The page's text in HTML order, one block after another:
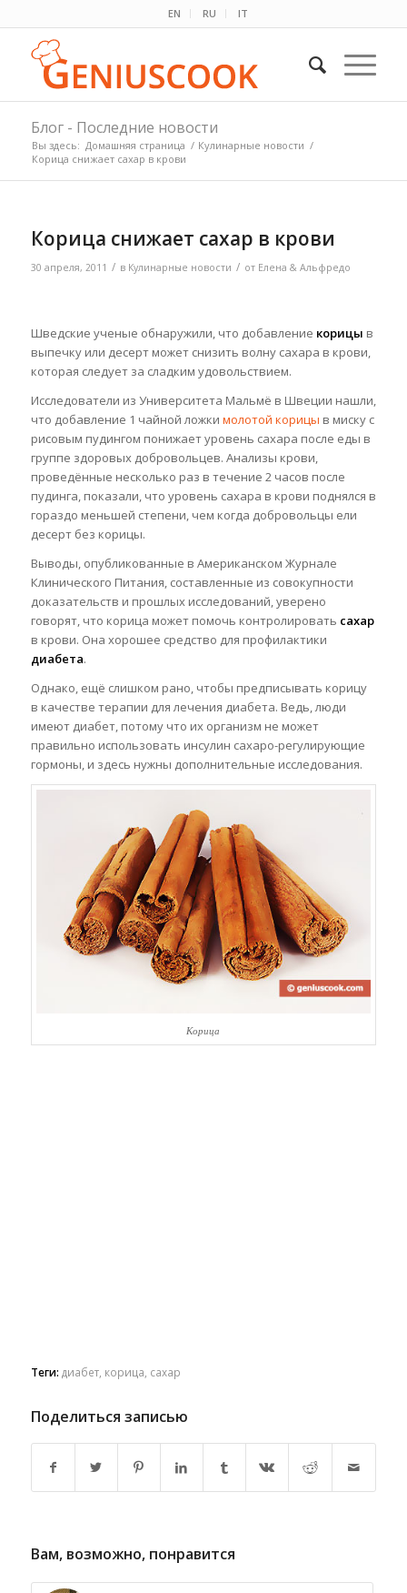
EN RU IT
Блог - Последние новости
Вы здесь: Домашняя страница / Кулинарные новости /
Корица снижает сахар в крови
Корица снижает сахар в крови
30 апреля, 2011 / в Кулинарные новости / от Елена & Альфредо
Шведские ученые обнаружили, что добавление корицы в
выпечку или десерт может снизить волну сахара в крови,
которая следует за сладким удовольствием.
Исследователи из Университета Мальмё в Швеции нашли,
что добавление 1 чайной ложки молотой корицы в миску с
рисовым пудингом понижает уровень сахара после еды в
группе здоровых добровольцев. Анализы крови,
проведённые несколько раз в течение 2 часов после
пудинга, показали, что уровень сахара в крови поднялся в
гораздо меньшей степени, чем когда добровольцы ели
десерт без корицы.
Выводы, опубликованные в Американском Журнале
Клинического Питания, составленные из совокупности
доказательств и прошлых исследований, уверено
говорят, что корица может помочь контролировать сахар
в крови. Она хорошее средство для профилактики
диабета.
Однако, ещё слишком рано, чтобы предписывать корицу
в качестве терапии для лечения диабета. Ведь, люди
имеют диабет, потому что их организм не может
правильно использовать инсулин сахаро-регулирующие
гормоны, и здесь нужны дополнительные исследования.
Корица
Теги: диабет, корица, сахар
Поделиться записью
Вам, возможно, понравится